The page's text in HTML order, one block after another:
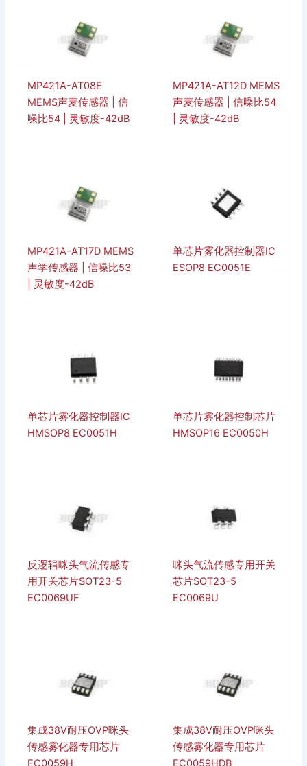
MP421A-AT08E
MEMS声麦传感器 | 信
噪比54 | 灵敏度-42dB
MP421A-AT12D MEMS
声麦传感器 | 信噪比54
| 灵敏度-42dB
MP421A-AT17D MEMS
声学传感器 | 信噪比53
| 灵敏度-42dB
单芯片雾化器控制器IC
ESOP8 EC0051E
单芯片雾化器控制器IC
HMSOP8 EC0051H
单芯片雾化器控制芯片
HMSOP16 EC0050H
反逻辑咪头气流传感专
用开关芯片SOT23-5
EC0069UF
咪头气流传感专用开关
芯片SOT23-5
EC0069U
集成38V耐压OVP咪头
传感雾化器专用芯片
EC0059H
集成38V耐压OVP咪头
传感雾化器专用芯片
EC0059HDB